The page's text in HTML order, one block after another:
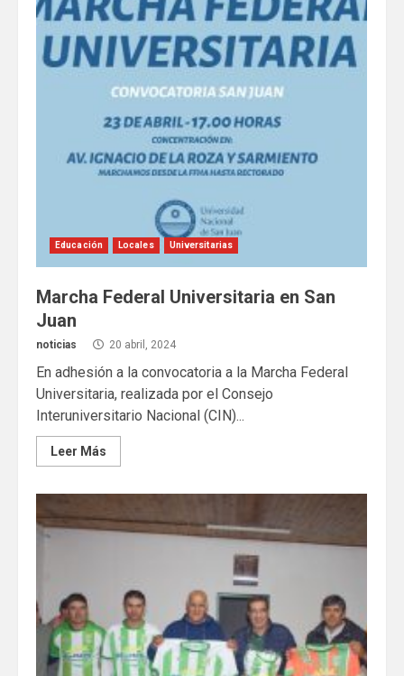
Educación Locales Universitarias
Marcha Federal Universitaria en San
Juan
noticias 20 abril, 2024
En adhesión a la convocatoria a la Marcha Federal
Universitaria, realizada por el Consejo
Interuniversitario Nacional (CIN)...
Leer Más